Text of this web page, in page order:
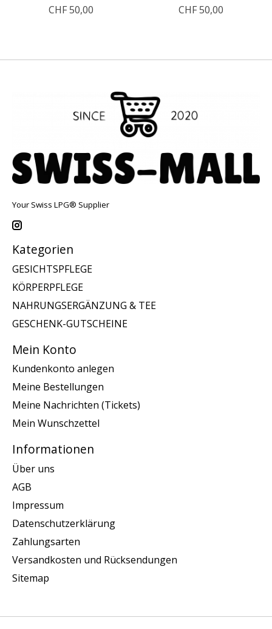
CHF 50,00
CHF 50,00
Your Swiss LPG® Supplier
Kategorien
GESICHTSPFLEGE
KÖRPERPFLEGE
NAHRUNGSERGÄNZUNG & TEE
GESCHENK-GUTSCHEINE
Mein Konto
Kundenkonto anlegen
Meine Bestellungen
Meine Nachrichten (Tickets)
Mein Wunschzettel
Informationen
Über uns
AGB
Impressum
Datenschutzerklärung
Zahlungsarten
Versandkosten und Rücksendungen
Sitemap